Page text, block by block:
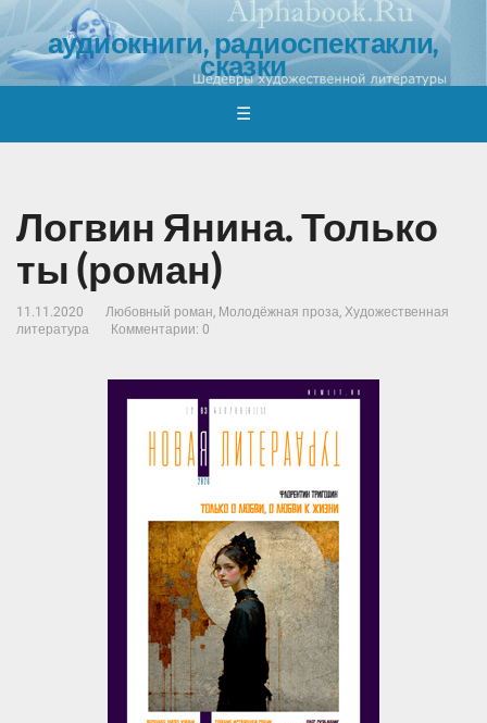
аудиокниги, радиоспектакли,
сказки
☰
Логвин Янина. Только
ты (роман)
11.11.2020 Любовный роман Молодёжная проза Художественная
литература
Комментарии: 0